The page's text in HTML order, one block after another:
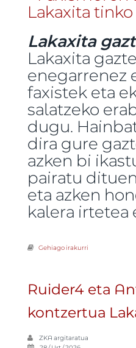
Lakaxita
Lakaxita
enegarrenez
faxistek eta
salatzeko
dugu.
dira gure
azken bi
pairatu
eta azken
kalera irtetea
Gehiago irakurri
Ruider4 eta
kontzertua
ZKA argitaratua